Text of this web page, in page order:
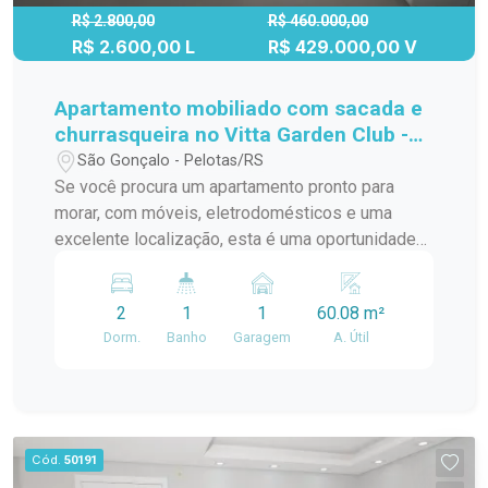
R$ 2.800,00
R$ 2.600,00 L
R$ 460.000,00
R$ 429.000,00 V
Apartamento mobiliado com sacada e
churrasqueira no Vitta Garden Club -
próximo ao Shopping Pelotas.
São Gonçalo - Pelotas/RS
Se você procura um apartamento pronto para
morar, com móveis, eletrodomésticos e uma
excelente localização, esta é uma oportunidade
Localizado no Vitta Garden Club, próximo ao
Shopping Pelotas e à Avenida Ferreira Viana, o
imóvel oferece fácil acesso a supermercados,
iluminada, equipada com sofá, rack e televisão,
proporcionando um ambiente confortável para
2
Dorm.
1
Banho
1
Garagem
60.08 m²
A. Útil
Cód. 50191